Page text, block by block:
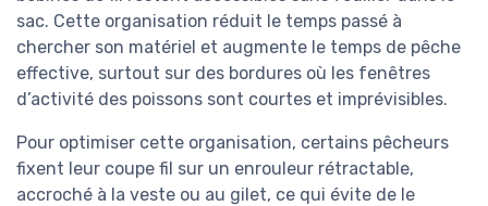
sac. Cette organisation réduit le temps passé à
chercher son matériel et augmente le temps de pêche
effective, surtout sur des bordures où les fenêtres
d’activité des poissons sont courtes et imprévisibles.
Pour optimiser cette organisation, certains pêcheurs
fixent leur coupe fil sur un enrouleur rétractable,
accroché à la veste ou au gilet, ce qui évite de le